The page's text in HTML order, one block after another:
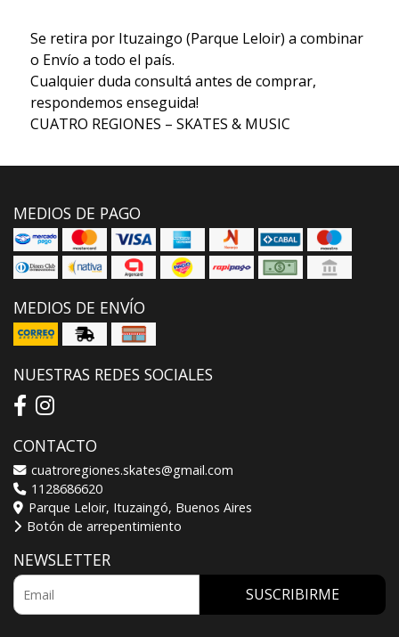
Se retira por Ituzaingo (Parque Leloir) a combinar
o Envío a todo el país.
Cualquier duda consultá antes de comprar,
respondemos enseguida!
CUATRO REGIONES – SKATES & MUSIC
MEDIOS DE PAGO
MEDIOS DE ENVÍO
NUESTRAS REDES SOCIALES
CONTACTO
cuatroregiones.skates@gmail.com
1128686620
Parque Leloir, Ituzaingó, Buenos Aires
Botón de arrepentimiento
NEWSLETTER
SUSCRIBIRME